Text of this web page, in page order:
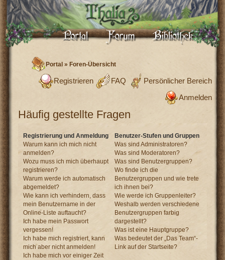
Portal »Foren-Übersicht
Persönlicher Bereich
FAQ
Registrieren
Anmelden
Häufig gestellte Fragen
Registrierung und Anmeldung
Warum kann ich mich nicht
anmelden?
Wozu muss ich mich überhaupt
registrieren?
Warum werde ich automatisch
abgemeldet?
Wie kann ich verhindern, dass
mein Benutzername in der
Online-Liste auftaucht?
Ich habe mein Passwort
vergessen!
Ich habe mich registriert, kann
mich aber nicht anmelden!
Ich habe mich vor einiger Zeit
Benutzer-Stufen und Gruppen
Was sind Administratoren?
Was sind Moderatoren?
Was sind Benutzergruppen?
Wo finde ich die
Benutzergruppen und wie trete
ich ihnen bei?
Wie werde ich Gruppenleiter?
Weshalb werden verschiedene
Benutzergruppen farbig
dargestellt?
Was ist eine Hauptgruppe?
Was bedeutet der „Das Team“-
Link auf der Startseite?